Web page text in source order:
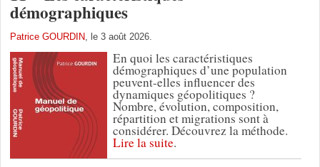
démographiques
Patrice GOURDIN , le 3 août 2026.
En quoi les caractéristiques
démographiques d’une population
peuvent-elles influencer des
dynamiques géopolitiques ?
Nombre, évolution, composition,
répartition et migrations sont à
considérer. Découvrez la méthode.
Lire la suite.